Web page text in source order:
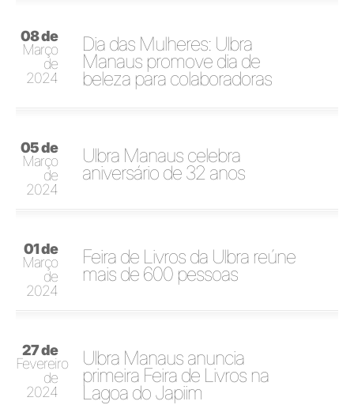
08 de
Março
de
2024
Dia das Mulheres: Ulbra
Manaus promove dia de
beleza para colaboradoras
05 de
Março
de
2024
Ulbra Manaus celebra
aniversário de 32 anos
01 de
Março
de
2024
Feira de Livros da Ulbra reúne
mais de 600 pessoas
27 de
Fevereiro
de
2024
Ulbra Manaus anuncia
primeira Feira de Livros na
Lagoa do Japiim